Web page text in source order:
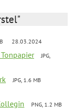
28.03.2024
JPG,
JPG, 1.6 MB
PNG, 1.2 MB